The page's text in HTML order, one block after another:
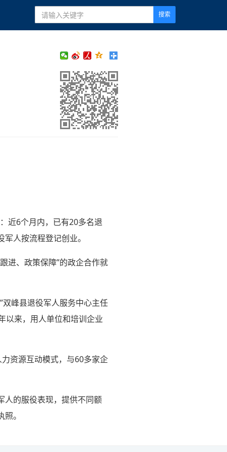
搜索
近6个月内，已有20多名退
人按流程登记创业。
进、政策保障”的政企合作就
峰县退役军人服务中心主任
以来，用人单位和培训企业
资源互动模式，与60多家企
人的服役表现，提供不同额
。